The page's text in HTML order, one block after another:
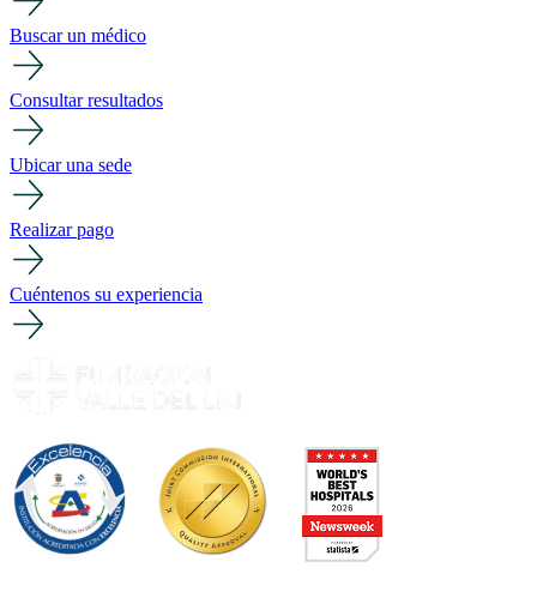
Buscar un médico
Consultar resultados
Ubicar una sede
Realizar pago
Cuéntenos su experiencia